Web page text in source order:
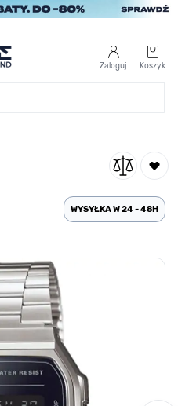
Zaloguj Koszyk
WYSYŁKA W 24 - 48H